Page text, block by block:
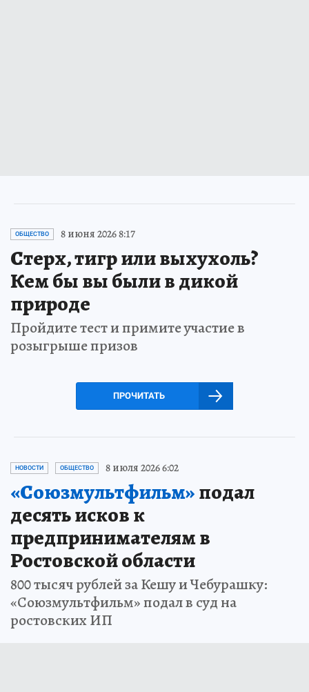
ОБЩЕСТВО 8 июня 2026 8:17
Стерх, тигр или выхухоль?
Кем бы вы были в дикой
природе
Пройдите тест и примите участие в
розыгрыше призов
ПРОЧИТАТЬ
НОВОСТИ ОБЩЕСТВО 8 июля 2026 6:02
«Союзмультфильм»подал
десять исков к
предпринимателям в
Ростовской области
800 тысяч рублей за Кешу и Чебурашку:
«Союзмультфильм» подал в суд на
ростовских ИП